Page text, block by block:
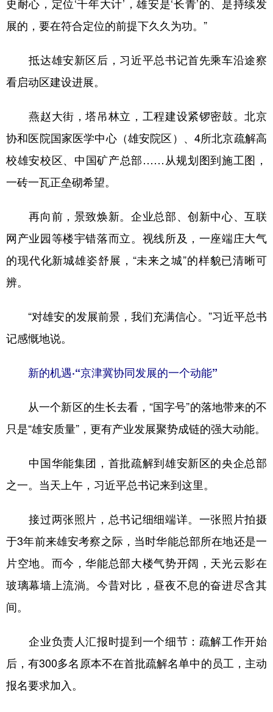
史耐心，定位‘千年大计’，雄安是‘长青’的、是持续发
展的，要在符合定位的前提下久久为功。”
抵达雄安新区后，习近平总书记首先乘车沿途察
看启动区建设进展。
燕赵大街，塔吊林立，工程建设紧锣密鼓。北京
协和医院国家医学中心（雄安院区）、4所北京疏解高
校雄安校区、中国矿产总部……从规划图到施工图，
一砖一瓦正垒砌希望。
再向前，景致焕新。企业总部、创新中心、互联
网产业园等楼宇错落而立。视线所及，一座端庄大气
的现代化新城雄姿舒展，“未来之城”的样貌已清晰可
辨。
“对雄安的发展前景，我们充满信心。”习近平总书
记感慨地说。
新的机遇·“京津冀协同发展的一个动能”
从一个新区的生长去看，“国字号”的落地带来的不
只是“雄安质量”，更有产业发展聚势成链的强大动能。
中国华能集团，首批疏解到雄安新区的央企总部
之一。当天上午，习近平总书记来到这里。
接过两张照片，总书记细细端详。一张照片拍摄
于3年前来雄安考察之际，当时华能总部所在地还是一
片空地。而今，华能总部大楼气势开阔，天光云影在
玻璃幕墙上流淌。今昔对比，昼夜不息的奋进尽含其
间。
企业负责人汇报时提到一个细节：疏解工作开始
后，有300多名原本不在首批疏解名单中的员工，主动
报名要求加入。